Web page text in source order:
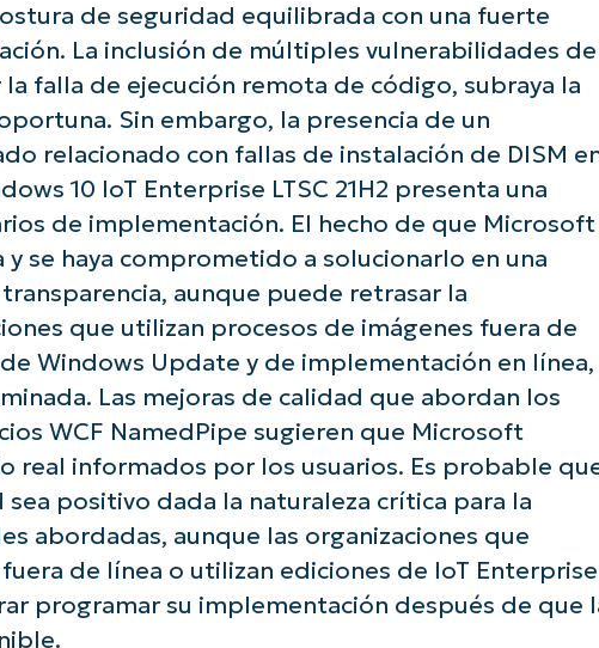
de seguridad equilibrada con una fuerte
La inclusión de múltiples vulnerabilidades de
falla de ejecución remota de código, subraya la
Sin embargo, la presencia de un
relacionado con fallas de instalación de DISM
10 IoT Enterprise LTSC 21H2 presenta una
de implementación. El hecho de que Microsoft
se haya comprometido a solucionarlo en una
aunque puede retrasar la
que utilizan procesos de imágenes fuera de
Windows Update y de implementación en línea,
Las mejoras de calidad que abordan los
WCF NamedPipe sugieren que Microsoft
real informados por los usuarios. Es probable
positivo dada la naturaleza crítica para la
abordadas, aunque las organizaciones que
de línea o utilizan ediciones de IoT Enterprise
programar su implementación después de que
Company
name*